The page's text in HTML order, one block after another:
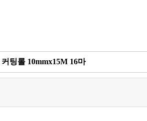
팅롤 10mmx15M 16마